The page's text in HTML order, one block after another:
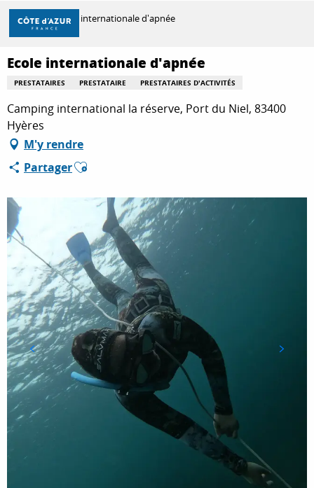
Aller
contenu
principal
DÉCOUVRIR
À FAIRE
SÉJOURNER
Accueil Ecole internationale d'apnée
Ecole internationale d'apnée
PRESTATAIRES PRESTATAIRE PRESTATAIRES D'ACTIVITÉS
Camping international la réserve, Port du Niel, 83400
Hyères
M'y rendre
PartagerAjouter aux favoris